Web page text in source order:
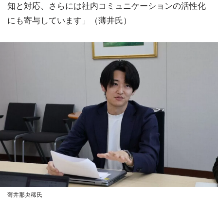
知と対応、さらには社内コミュニケーションの活性化
にも寄与しています」（薄井氏）
薄井那央稀氏